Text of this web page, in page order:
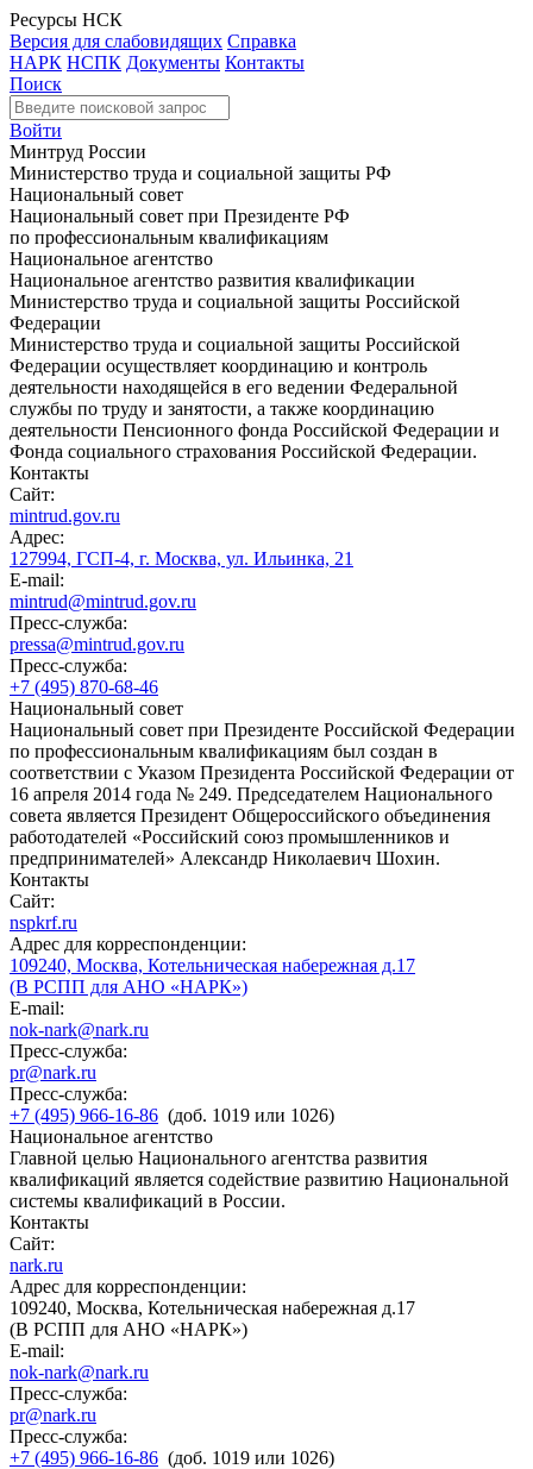
Ресурсы НСК
Версия для слабовидящих Справка
НАРК НСПК Документы Контакты
Поиск
Войти
Минтруд России
Министерство труда и социальной защиты РФ
Национальный совет
Национальный совет при Президенте РФ
по профессиональным квалификациям
Национальное агентство
Национальное агентство развития квалификации
Министерство труда и социальной защиты Российской
Федерации
Министерство труда и социальной защиты Российской
Федерации осуществляет координацию и контроль
деятельности находящейся в его ведении Федеральной
службы по труду и занятости, а также координацию
деятельности Пенсионного фонда Российской Федерации и
Фонда социального страхования Российской Федерации.
Контакты
Сайт:
mintrud.gov.ru
Адрес:
127994, ГСП-4, г. Москва, ул. Ильинка, 21
E-mail:
mintrud@mintrud.gov.ru
Пресс-служба:
pressa@mintrud.gov.ru
Пресс-служба:
+7 (495) 870-68-46
Национальный совет
Национальный совет при Президенте Российской Федерации
по профессиональным квалификациям был создан в
соответствии с Указом Президента Российской Федерации от
16 апреля 2014 года № 249. Председателем Национального
совета является Президент Общероссийского объединения
работодателей «Российский союз промышленников и
предпринимателей» Александр Николаевич Шохин.
Контакты
Сайт:
nspkrf.ru
Адрес для корреспонденции:
109240, Москва, Котельническая набережная д.17
(В РСПП для АНО «НАРК»)
E-mail:
nok-nark@nark.ru
Пресс-служба:
pr@nark.ru
Пресс-служба:
+7 (495) 966-16-86 (доб. 1019 или 1026)
Национальное агентство
Главной целью Национального агентства развития
квалификаций является содействие развитию Национальной
системы квалификаций в России.
Контакты
Сайт:
nark.ru
Адрес для корреспонденции:
109240, Москва, Котельническая набережная д.17
(В РСПП для АНО «НАРК»)
E-mail:
nok-nark@nark.ru
Пресс-служба:
pr@nark.ru
Пресс-служба:
+7 (495) 966-16-86 (доб. 1019 или 1026)